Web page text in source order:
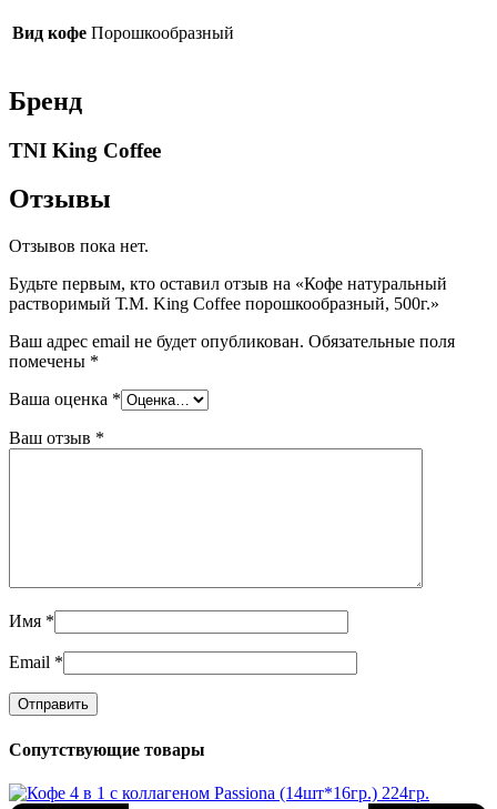
Вид кофе Порошкообразный
Бренд
TNI King Coffee
Отзывы
Отзывов пока нет.
Будьте первым, кто оставил отзыв на «Кофе натуральный
растворимый Т.М. King Coffee порошкообразный, 500г.»
Ваш адрес email не будет опубликован. Обязательные поля
помечены *
Ваша оценка *
Ваш отзыв *
Имя *
Email *
Сопутствующие товары